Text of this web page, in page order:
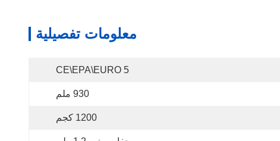
معلومات تفصيلية
CE\EPA\EURO 5
930 ملم
1200 كجم